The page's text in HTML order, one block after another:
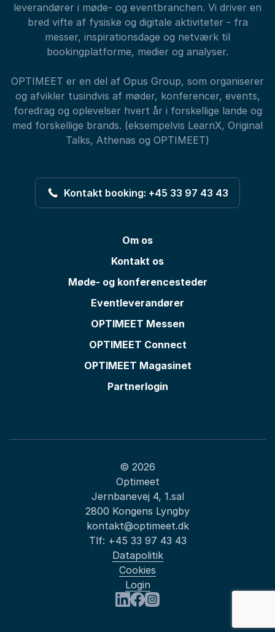
leverandører i møde- og eventbranchen. Vi driver en
bred vifte af fysiske og digitale aktiviteter - fra
messer, inspirationsdage og netværk til
bookingplatforme, medier og analyser.
OPTIMEET er en del af Opus Group, som organiserer
og afvikler tusindvis af møder, konferencer, events,
foredrag og oplevelser hvert år i forskellige lande og
med forskellige brands. (eksempelvis LearnX, Original
Talks, Athenas og OPTIMEET)
Kontakt booking: +45 33 97 43 43
Om os
Kontakt os
Møde- og konferencesteder
Eventleverandører
OPTIMEET Messen
OPTIMEET Connect
OPTIMEET Magasinet
Partnerlogin
© 2026
Optimeet
Jernbanevej 4, 1.sal
2800 Kongens Lyngby
kontakt@optimeet.dk
Tlf: +45 33 97 43 43
Datapolitik
Cookies
Login